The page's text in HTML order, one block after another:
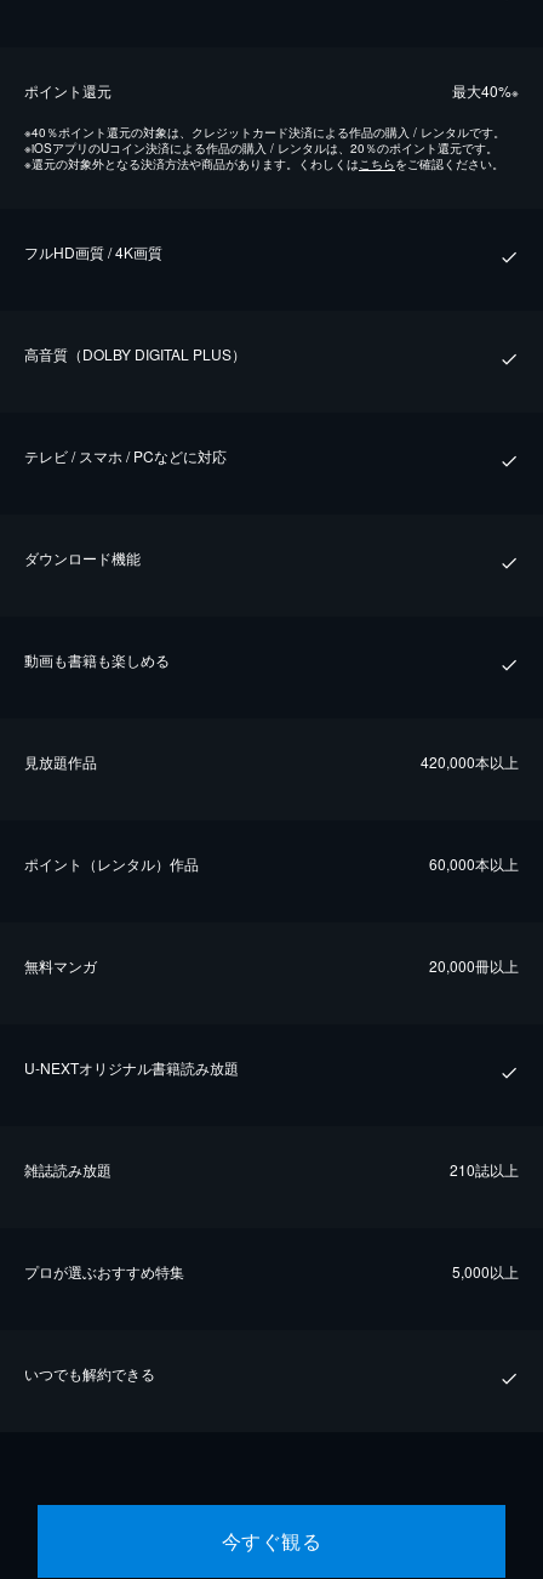
ポイント還元 最⼤40%※
※40％ポイント還元の対象は、クレジットカード決済による作品の購入 / レンタルです。
※iOSアプリのUコイン決済による作品の購入 / レンタルは、20％のポイント還元です。
※還元の対象外となる決済方法や商品があります。くわしくはこちらをご確認ください。
フルHD画質 / 4K画質
⾼⾳質（DOLBY DIGITAL PLUS）
テレビ / スマホ / PCなどに対応
ダウンロード機能
動画も書籍も楽しめる
⾒放題作品 420,000本以上
ポイント（レンタル）作品 60,000本以上
無料マンガ 20,000冊以上
U-NEXTオリジナル書籍読み放題
雑誌読み放題 210誌以上
プロが選ぶおすすめ特集 5,000以上
いつでも解約できる
今すぐ観る